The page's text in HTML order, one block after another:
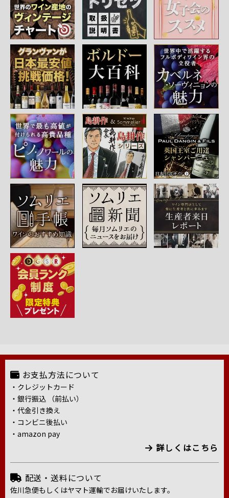
お支払方法について
・クレジットカード
・銀行振込 （前払い）
・代金引き換え
・コンビニ後払い
・amazon pay
詳しくはこちら
配送・送料について
佐川急便もしくはヤマト運輸でお届けいたします。